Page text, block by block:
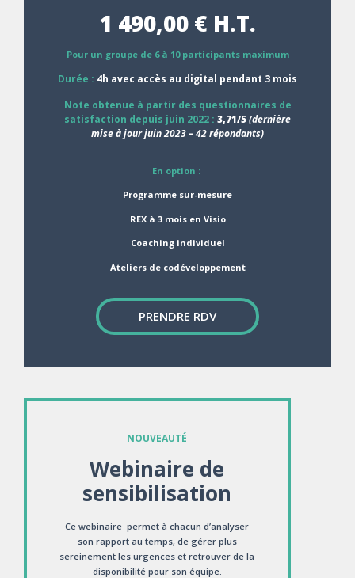
1 490,00 € H.T.
Pour un groupe de 6 à 10 participants maximum
Durée : 4h avec accès au digital pendant 3 mois
Note obtenue à partir des questionnaires de
satisfaction depuis juin 2022 : 3,71/5(dernière
mise à jour juin 2023 – 42 répondants)
En option :
Programme sur-mesure
REX à 3 mois en Visio
Coaching individuel
Ateliers de codéveloppement
PRENDRE RDV
NOUVEAUTÉ
Webinaire de
sensibilisation
Ce webinaire permet à chacun d’analyser
son rapport au temps, de gérer plus
sereinement les urgences et retrouver de la
disponibilité pour son équipe.